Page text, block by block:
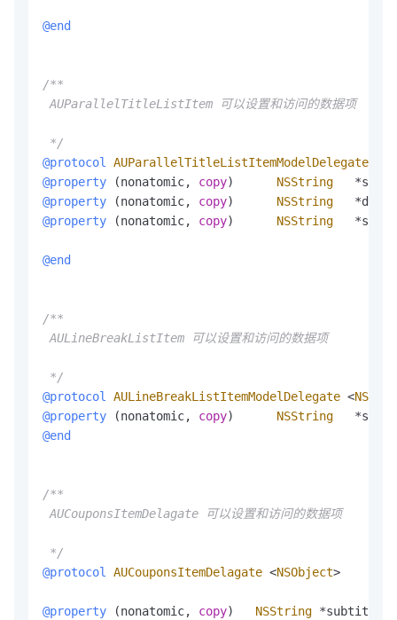
@end
/**
AUParallelTitleListItem 可以设置和访问的数据项
*/
@protocol
AUParallelTitleListItemModelDelegate
@property (nonatomic, copy) NSString *
@property (nonatomic, copy) NSString *
@property (nonatomic, copy) NSString *
@end
/**
AULineBreakListItem 可以设置和访问的数据项
*/
@protocol
AULineBreakListItemModelDelegate <
@property (nonatomic, copy) NSString *
@end
/**
AUCouponsItemDelagate 可以设置和访问的数据项
*/
@protocol
AUCouponsItemDelagate <NSObject>
@property (nonatomic, copy) NSString *